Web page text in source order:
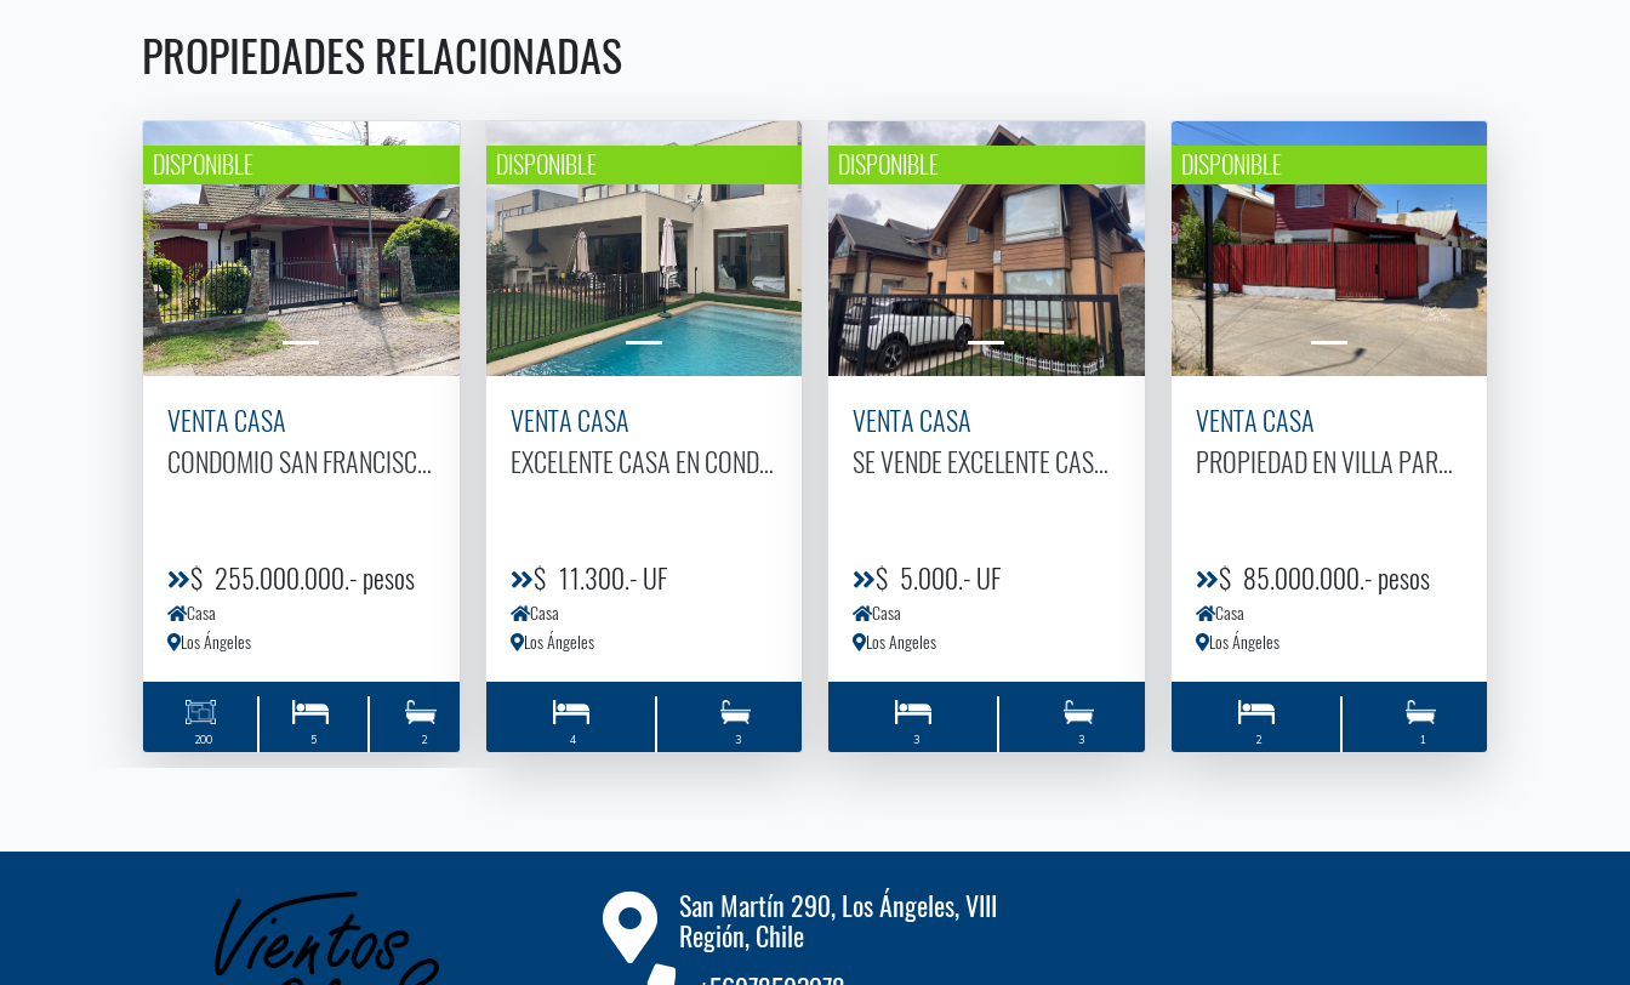
PROPIEDADES RELACIONADAS
DISPONIBLE
VENTA CASA
CONDOMIO SAN FRANCISCO SECTOR GABRIELA MISTRAL
$ 255.000.000.- pesos
Casa
Los Ángeles
200 5 2
DISPONIBLE
VENTA CASA
EXCELENTE CASA EN CONDOMINIO LA ESTANCIA
$ 11.300.- UF
Casa
Los Ángeles
4 3
DISPONIBLE
VENTA CASA
SE VENDE EXCELENTE CASA EN VILLA SANTA ANA ORIENTE
$ 5.000.- UF
Casa
Los Angeles
3 3
DISPONIBLE
VENTA CASA
PROPIEDAD EN VILLA PARQUE LAUQUéN
$ 85.000.000.- pesos
Casa
Los Ángeles
2 1
San Martín 290, Los Ángeles, VIII
Región, Chile